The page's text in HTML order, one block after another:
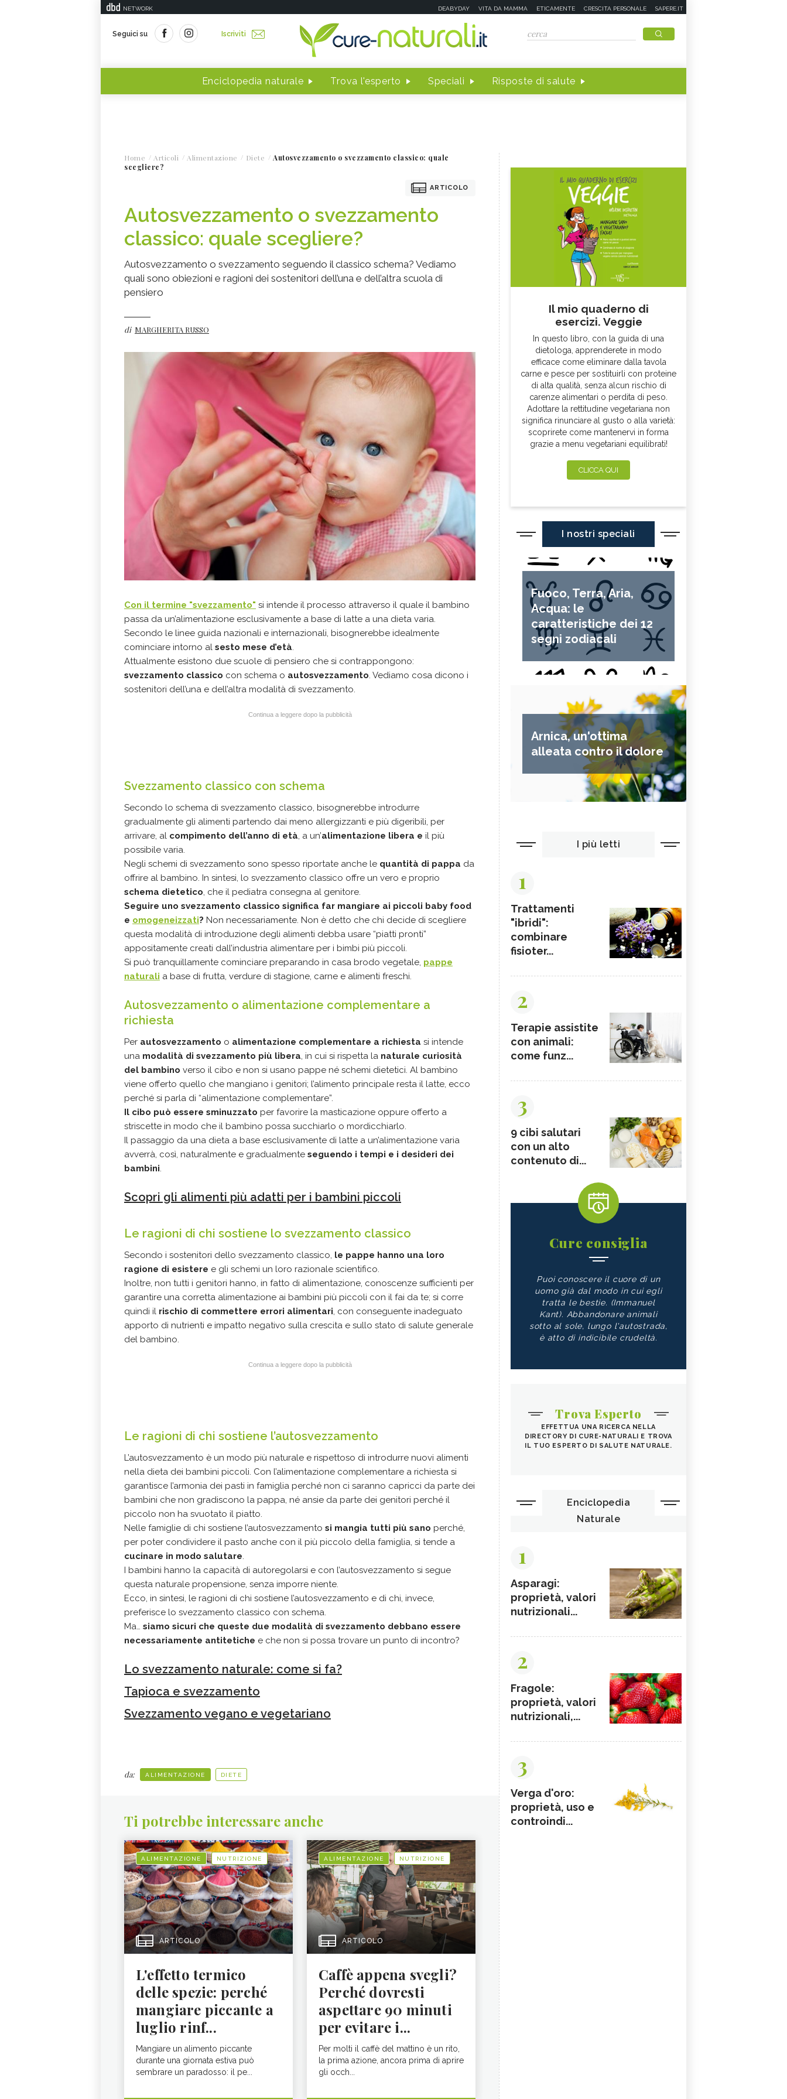
NETWORK DEABYDAY VITA DA MAMMA ETICAMENTE CRESCITA PERSONALE SAPERE.IT
Seguici su Iscriviti
Enciclopedia naturale Trova l'esperto Speciali Risposte di salute
Home Articoli Alimentazione Diete
Autosvezzamento o svezzamento classico: quale
scegliere?
ARTICOLO
Autosvezzamento o svezzamento
classico: quale scegliere?
Autosvezzamento o svezzamento seguendo il classico schema? Vediamo
quali sono obiezioni e ragioni dei sostenitori dell’una e dell’altra scuola di
pensiero
di MARGHERITA RUSSO
Con il termine "svezzamento" si intende il processo attraverso il quale il bambino
passa da un’alimentazione esclusivamente a base di latte a una dieta varia.
Secondo le linee guida nazionali e internazionali, bisognerebbe idealmente
cominciare intorno al sesto mese d’età.
Attualmente esistono due scuole di pensiero che si contrappongono:
svezzamento classico con schema o autosvezzamento. Vediamo cosa dicono i
sostenitori dell’una e dell’altra modalità di svezzamento.
Continua a leggere dopo la pubblicità
Svezzamento classico con schema
Secondo lo schema di svezzamento classico, bisognerebbe introdurre
gradualmente gli alimenti partendo dai meno allergizzanti e più digeribili, per
arrivare, al compimento dell’anno di età, a un’alimentazione libera e il più
possibile varia.
Negli schemi di svezzamento sono spesso riportate anche le quantità di pappa da
offrire al bambino. In sintesi, lo svezzamento classico offre un vero e proprio
schema dietetico, che il pediatra consegna al genitore.
Seguire uno svezzamento classico significa far mangiare ai piccoli baby food
e omogeneizzati? Non necessariamente. Non è detto che chi decide di scegliere
questa modalità di introduzione degli alimenti debba usare “piatti pronti”
appositamente creati dall’industria alimentare per i bimbi più piccoli.
Si può tranquillamente cominciare preparando in casa brodo vegetale, pappe
naturali a base di frutta, verdure di stagione, carne e alimenti freschi.
Autosvezzamento o alimentazione complementare a
richiesta
Per autosvezzamento o alimentazione complementare a richiesta si intende
una modalità di svezzamento più libera, in cui si rispetta la naturale curiosità
del bambino verso il cibo e non si usano pappe né schemi dietetici. Al bambino
viene offerto quello che mangiano i genitori; l’alimento principale resta il latte, ecco
perché si parla di “alimentazione complementare”.
Il cibo può essere sminuzzato per favorire la masticazione oppure offerto a
striscette in modo che il bambino possa succhiarlo o mordicchiarlo.
Il passaggio da una dieta a base esclusivamente di latte a un’alimentazione varia
avverrà, così, naturalmente e gradualmente seguendo i tempi e i desideri dei
bambini.
Scopri gli alimenti più adatti per i bambini piccoli
Le ragioni di chi sostiene lo svezzamento classico
Secondo i sostenitori dello svezzamento classico, le pappe hanno una loro
ragione di esistere e gli schemi un loro razionale scientifico.
Inoltre, non tutti i genitori hanno, in fatto di alimentazione, conoscenze sufficienti per
garantire una corretta alimentazione ai bambini più piccoli con il fai da te; si corre
quindi il rischio di commettere errori alimentari, con conseguente inadeguato
apporto di nutrienti e impatto negativo sulla crescita e sullo stato di salute generale
del bambino.
Continua a leggere dopo la pubblicità
Le ragioni di chi sostiene l’autosvezzamento
L’autosvezzamento è un modo più naturale e rispettoso di introdurre nuovi alimenti
nella dieta dei bambini piccoli. Con l’alimentazione complementare a richiesta si
garantisce l’armonia dei pasti in famiglia perché non ci saranno capricci da parte dei
bambini che non gradiscono la pappa, né ansie da parte dei genitori perché il
piccolo non ha svuotato il piatto.
Nelle famiglie di chi sostiene l’autosvezzamento si mangia tutti più sano perché,
per poter condividere il pasto anche con il più piccolo della famiglia, si tende a
cucinare in modo salutare.
I bambini hanno la capacità di autoregolarsi e con l’autosvezzamento si segue
questa naturale propensione, senza imporre niente.
Ecco, in sintesi, le ragioni di chi sostiene l’autosvezzamento e di chi, invece,
preferisce lo svezzamento classico con schema.
Ma… siamo sicuri che queste due modalità di svezzamento debbano essere
necessariamente antitetiche e che non si possa trovare un punto di incontro?
Lo svezzamento naturale: come si fa?
Tapioca e svezzamento
Svezzamento vegano e vegetariano
da: ALIMENTAZIONE DIETE
Ti potrebbe interessare anche
ALIMENTAZIONE NUTRIZIONE
ARTICOLO
L'effetto termico
delle spezie: perché
mangiare piccante a
luglio rinf...
Mangiare un alimento piccante
durante una giornata estiva può
sembrare un paradosso: il pe...
ALIMENTAZIONE NUTRIZIONE
ARTICOLO
Caffè appena svegli?
Perché dovresti
aspettare 90 minuti
per evitare i...
Per molti il caffè del mattino è un rito,
la prima azione, ancora prima di aprire
gli occh...
Il mio quaderno di
esercizi. Veggie
In questo libro, con la guida di una
dietologa, apprenderete in modo
efficace come eliminare dalla tavola
carne e pesce per sostituirli con proteine
di alta qualità, senza alcun rischio di
carenze alimentari o perdita di peso.
Adottare la rettitudine vegetariana non
significa rinunciare al gusto o alla varietà:
scoprirete come mantenervi in forma
grazie a menu vegetariani equilibrati!
CLICCA QUI
I nostri speciali
Fuoco, Terra, Aria,
Acqua: le
caratteristiche dei 12
segni zodiacali
Arnica, un'ottima
alleata contro il dolore
I più letti
1
Trattamenti
"ibridi":
combinare
fisioter...
2
Terapie assistite
con animali:
come funz...
3
9 cibi salutari
con un alto
contenuto di...
Cure consiglia
Puoi conoscere il cuore di un
uomo già dal modo in cui egli
tratta le bestie. (Immanuel
Kant). Abbandonare animali
sotto al sole, lungo l'autostrada,
è atto di indicibile crudeltà.
Trova Esperto
EFFETTUA UNA RICERCA NELLA
DIRECTORY DI CURE-NATURALI E TROVA
IL TUO ESPERTO DI SALUTE NATURALE.
Enciclopedia
Naturale
1
Asparagi:
proprietà, valori
nutrizionali...
2
Fragole:
proprietà, valori
nutrizionali,...
3
Verga d'oro:
proprietà, uso e
controindi...